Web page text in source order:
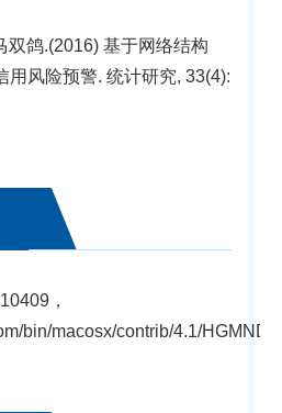
双鸽.(2016) 基于网络结构
用风险预警. 统计研究, 33(4):
，
bin/macosx/contrib/4.1/